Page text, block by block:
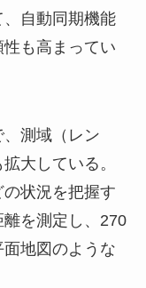
自動同期機能
も高まってい
測域（レン
大している。
状況を把握す
を測定し、270
地図のような